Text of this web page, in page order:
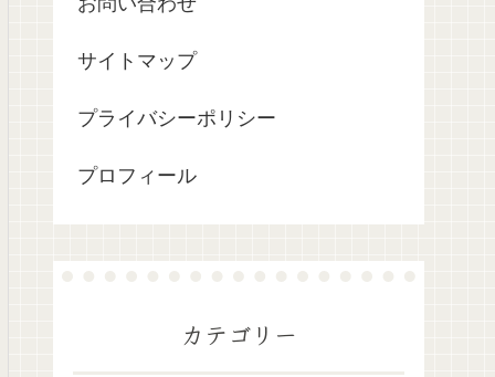
サイトマップ
プライバシーポリシー
プロフィール
カテゴリー